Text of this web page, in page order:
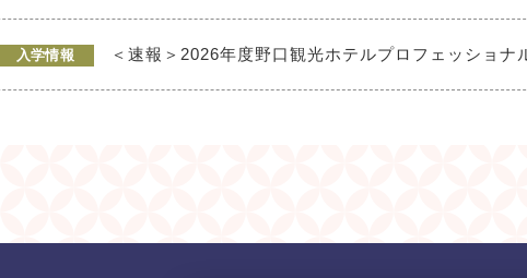
入学情報 ＜速報＞2026年度野口観光ホテルプロフェッショ